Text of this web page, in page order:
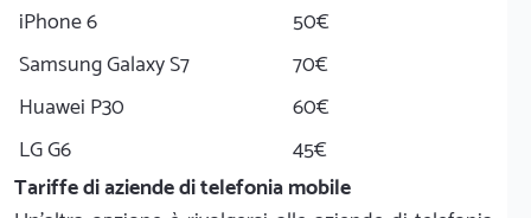
iPhone 6
50€
Samsung Galaxy S7
70€
Huawei P30
60€
LG G6
45€
Tariffe di aziende di telefonia mobile